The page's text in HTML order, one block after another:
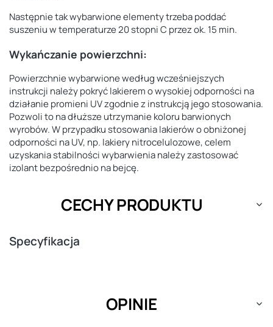
Następnie tak wybarwione elementy trzeba poddać
suszeniu w temperaturze 20 stopni C przez ok. 15 min.
Wykańczanie powierzchni:
Powierzchnie wybarwione według wcześniejszych
instrukcji należy pokryć lakierem o wysokiej odporności na
działanie promieni UV zgodnie z instrukcją jego stosowania.
Pozwoli to na dłuższe utrzymanie koloru barwionych
wyrobów. W przypadku stosowania lakierów o obniżonej
odporności na UV, np. lakiery nitrocelulozowe, celem
uzyskania stabilności wybarwienia należy zastosować
izolant bezpośrednio na bejcę.
CECHY PRODUKTU
Specyfikacja
OPINIE